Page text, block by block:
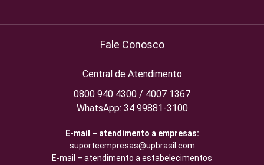
Fale Conosco
Central de Atendimento
0800 940 4300 / 4007 1367
WhatsApp: 34 99881-3100
E-mail – atendimento a empresas:
suporteempresas@upbrasil.com
E-mail – atendimento a estabelecimentos